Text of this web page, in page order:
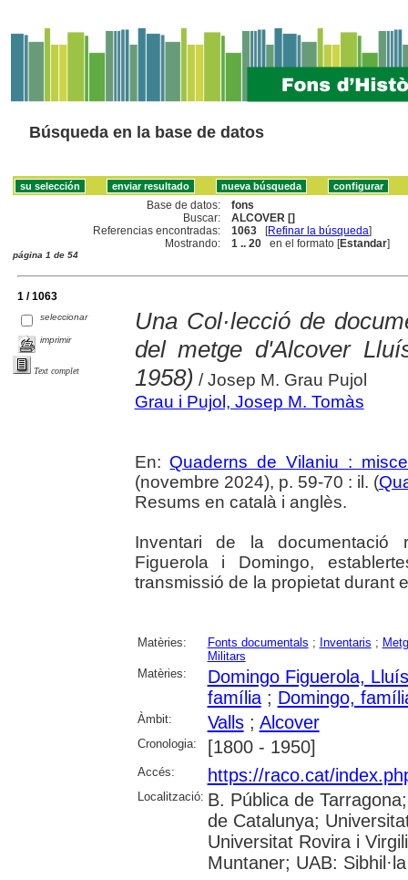
Búsqueda en la base de datos
Base de datos:
fons
Buscar:
ALCOVER []
Referencias encontradas:
1063 [Refinar la búsqueda]
Mostrando:
1 .. 20 en el formato [Estandar]
página 1 de 54
1 / 1063
seleccionar
imprimir
Text complet
Una Col·lecció de
del metge d'Alcover
1958) / Josep M. Grau Pujol
Grau i Pujol, Josep M. Tomàs
En: Quaderns de Vilaniu :
(novembre 2024), p. 59-70 : il. (
Resums en català i anglès.
Inventari de la documentació
Figuerola i Domingo,
transmissió de la propietat durant
Matèries: Fonts documentals ; Inventaris ;
Militars
Matèries:
Domingo Figuerola, Lluís
família; Domingo,
Àmbit: Valls; Alcover
Cronologia: [1800 - 1950]
Accés: https://raco.cat/
Localització: B. Pública de
de Catalunya;
Universitat Rovira i
Muntaner; UAB: Sibhil·la